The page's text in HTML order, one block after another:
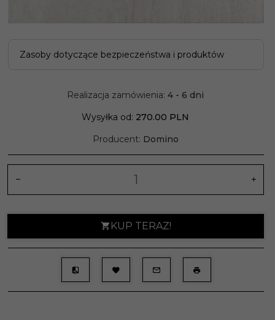
Zasoby dotyczące bezpieczeństwa i produktów
Realizacja zamówienia: 4 - 6 dni
Wysyłka od: 270.00 PLN
Producent: Domino
KUP TERAZ!